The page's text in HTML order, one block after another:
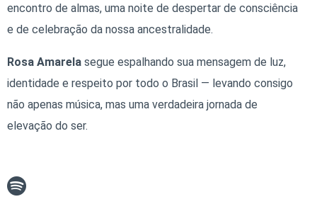
encontro de almas, uma noite de despertar de consciência
e de celebração da nossa ancestralidade.
Rosa Amarela segue espalhando sua mensagem de luz,
identidade e respeito por todo o Brasil — levando consigo
não apenas música, mas uma verdadeira jornada de
elevação do ser.